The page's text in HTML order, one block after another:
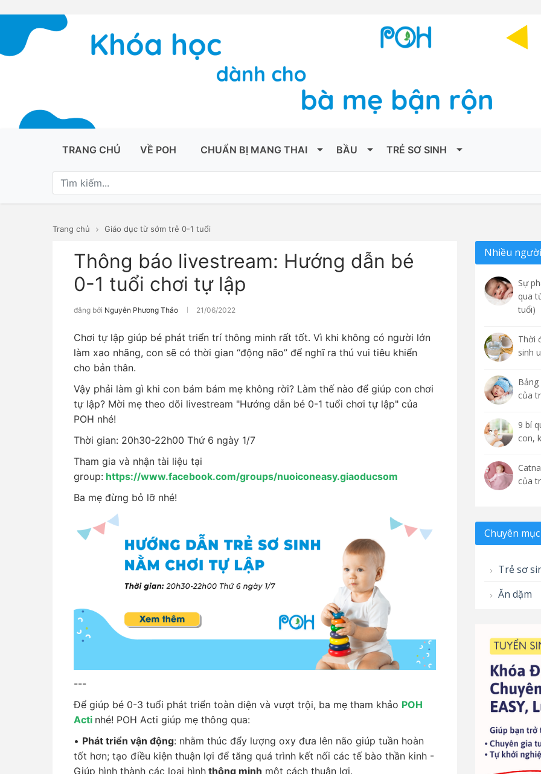
TRANG CHỦ VỀ POH CHUẨN BỊ MANG THAI BẦU TRẺ SƠ SINH
Trang chủ Giáo dục từ sớm trẻ 0-1 tuổi
Thông báo livestream: Hướng dẫn bé
0-1 tuổi chơi tự lập
đăng bởi Nguyễn Phương Thảo 21/06/2022
Chơi tự lập giúp bé phát triển trí thông minh rất tốt. Vì khi không có người lớn
làm xao nhãng, con sẽ có thời gian “động não” để nghĩ ra thú vui tiêu khiển
cho bản thân.
Vậy phải làm gì khi con bám bám mẹ không rời? Làm thế nào để giúp con chơi
tự lập? Mời mẹ theo dõi livestream "Hướng dẫn bé 0-1 tuổi chơi tự lập" của
POH nhé!
Thời gian: 20h30-22h00 Thứ 6 ngày 1/7
Tham gia và nhận tài liệu tại
group: https://www.facebook.com/groups/nuoiconeasy.giaoducsom
Ba mẹ đừng bỏ lỡ nhé!
---
Để giúp bé 0-3 tuổi phát triển toàn diện và vượt trội, ba mẹ tham khảo POH
Acti nhé! POH Acti giúp mẹ thông qua:
• Phát triển vận động: nhằm thúc đẩy lượng oxy đưa lên não giúp tuần hoàn
tốt hơn; tạo điều kiện thuận lợi để tăng quá trình kết nối các tế bào thần kinh -
Giúp hình thành các loại hình thông minh một cách thuận lợi.
Nhiều
Sự
qua
tuổi)
Thời
sinh
Bảng
của
9 bí
con,
của
Chuyên
Trẻ sơ
Ăn dặm